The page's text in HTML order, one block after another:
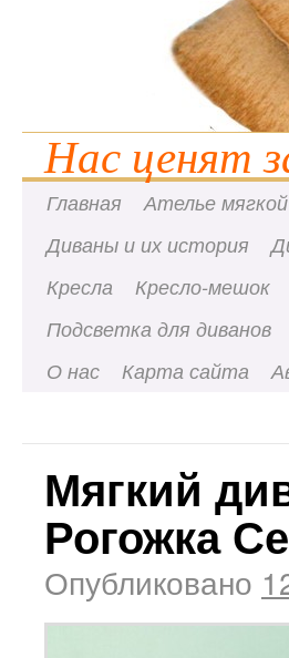
Нас ценят
Главная Ателье
Диваны и их история
Кресла
Кресло-мешок
Подсветка для диванов
О нас
Карта сайта
Мягкий
Рогожка
Опубликовано